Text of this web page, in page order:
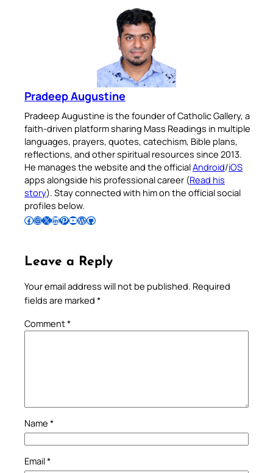
Pradeep Augustine
Pradeep Augustine is the founder of Catholic Gallery, a
faith-driven platform sharing Mass Readings in multiple
languages, prayers, quotes, catechism, Bible plans,
reflections, and other spiritual resources since 2013.
He manages the website and the officialAndroid/iOS
apps alongside his professional career (Read his
story). Stay connected with him on the official social
profiles below.
Follow Pradeep on Facebook Follow Pradeep on InstagramFollow Pradeep on X Follow Pradeep on LinkedIn Follow Pradeep on Pinterest Subscribe to Pradeep’s Youtube Channel Follow Pradeep on WordPress Follow Pradeep on GitHub
Leave a Reply
Your email address will not be published. Required
fields are marked *
Comment*
Name *
Email*